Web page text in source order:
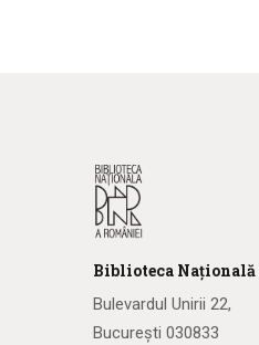
Biblioteca Națională
Bulevardul Unirii 22,
București 030833